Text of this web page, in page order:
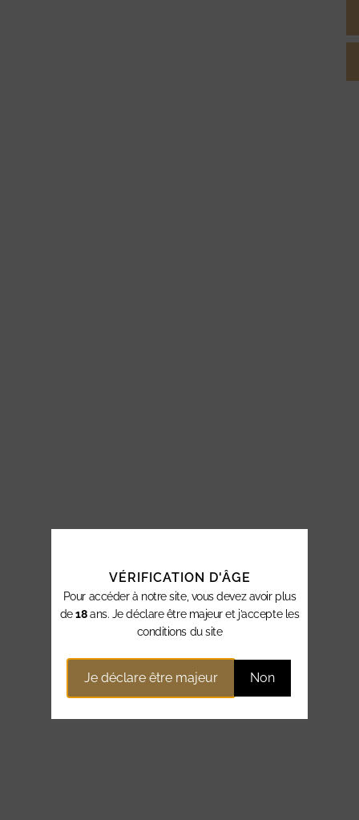
VÉRIFICATION D'ÂGE
Pour accéder à notre site, vous devez avoir plus
de18ans. Je déclare être majeur et j’accepte les
conditions du site
Je déclare être majeur Non